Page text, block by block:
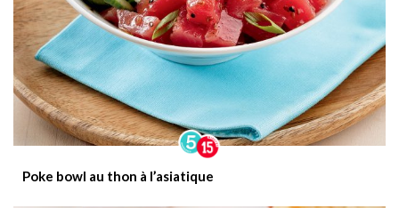
Poke bowl au thon à l’asiatique